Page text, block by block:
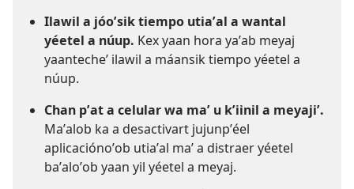
Ilawil a jóoʼsik tiempo utiaʼal a wantal
yéetel a núup. Kex yaan hora yaʼab meyaj
yaantecheʼ ilawil a máansik tiempo yéetel a
núup.
Chan pʼat a celular wa maʼ u kʼiinil a meyajiʼ.
Maʼalob ka a desactivart jujunpʼéel
aplicaciónoʼob utiaʼal maʼ a distraer yéetel
baʼaloʼob yaan yil yéetel a meyaj.